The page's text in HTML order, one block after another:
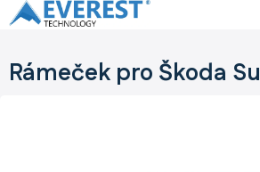
Přejít
na
Rámeček pro Škoda